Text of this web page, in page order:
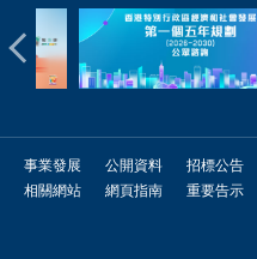
事業發展 公開資料 招標公告
相關網站
網頁指南 重要告示